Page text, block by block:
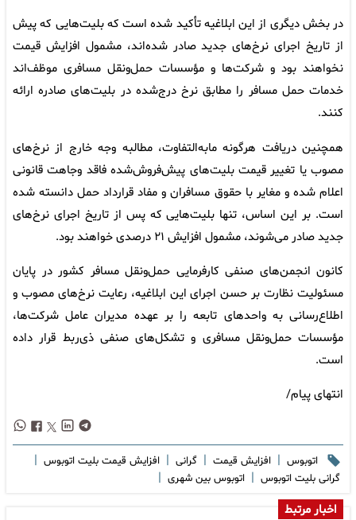
در بخش دیگری از این ابلاغیه تأکید شده است که بلیت‌هایی که پیش
از تاریخ اجرای نرخ‌های جدید صادر شده‌اند، مشمول افزایش قیمت
نخواهند بود و شرکت‌ها و مؤسسات حمل‌ونقل مسافری موظف‌اند
خدمات حمل مسافر را مطابق نرخ درج‌شده در بلیت‌های صادره ارائه
کنند.
همچنین دریافت هرگونه مابه‌التفاوت، مطالبه وجه خارج از نرخ‌های
مصوب یا تغییر قیمت بلیت‌های پیش‌فروش‌شده فاقد وجاهت قانونی
اعلام شده و مغایر با حقوق مسافران و مفاد قرارداد حمل دانسته شده
است. بر این اساس، تنها بلیت‌هایی که پس از تاریخ اجرای نرخ‌های
جدید صادر می‌شوند، مشمول افزایش ۲۱ درصدی خواهند بود.
کانون انجمن‌های صنفی کارفرمایی حمل‌ونقل مسافر کشور در پایان
مسئولیت نظارت بر حسن اجرای این ابلاغیه، رعایت نرخ‌های مصوب و
اطلاع‌رسانی به واحدهای تابعه را بر عهده مدیران عامل شرکت‌ها،
مؤسسات حمل‌ونقل مسافری و تشکل‌های صنفی ذی‌ربط قرار داده
است.
انتهای پیام/
اتوبوس | افزایش قیمت | گرانی | افزایش قیمت بلیت اتوبوس |
گرانی بلیت اتوبوس | اتوبوس بین شهری |
اخبار مرتبط